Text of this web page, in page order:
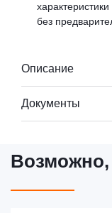
без
Описание
Документы
Возможно,